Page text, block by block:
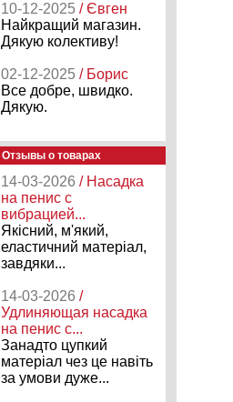
10-12-2025 / Євген
Найкращий магазин.
Дякую колективу!
02-12-2025 / Борис
Все добре, швидко.
Дякую.
Отзывы о товарах
14-03-2026 / Насадка
на пенис с
вибрацией...
Якісний, м'який,
еластичний матеріал,
завдяки...
14-03-2026 /
Удлиняющая насадка
на пенис с...
Занадто цупкий
матеріал чез це навіть
за умови дуже...